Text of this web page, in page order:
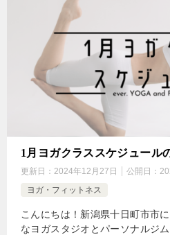
1月ヨガクラススケジュール
更新日： 2024年12月27日 公開日：
ヨガ・フィットネス
こんにちは！新潟県十日町市市
なヨガスタジオとパーソナルジ